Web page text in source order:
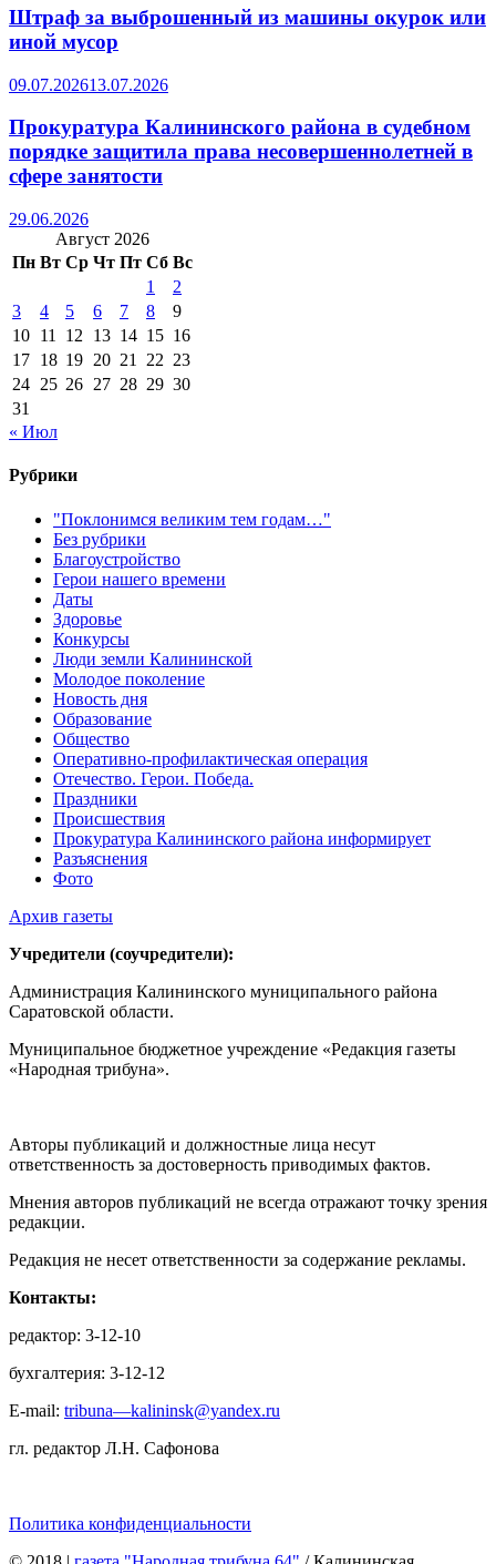
Штраф за выброшенный из машины окурок или
иной мусор
09.07.202613.07.2026
Прокуратура Калининского района в судебном
порядке защитила права несовершеннолетней в
сфере занятости
29.06.2026
Август 2026
Пн Вт Ср Чт Пт Сб Вс
1
2
3
4 5 6 7 8
9
10 11 12 13 14 15 16
17 18 19 20 21 22 23
24 25 26 27 28 29 30
31
« Июл
Рубрики
"Поклонимся великим тем годам…"
Без рубрики
Благоустройство
Герои нашего времени
Даты
Здоровье
Конкурсы
Люди земли Калининской
Молодое поколение
Новость дня
Образование
Общество
Оперативно-профилактическая операция
Отечество. Герои. Победа.
Праздники
Происшествия
Прокуратура Калининского района информирует
Разъяснения
Фото
Архив газеты
Учредители (соучредители):
Администрация Калининского муниципального района
Саратовской области.
Муниципальное бюджетное учреждение «Редакция газеты
«Народная трибуна».
Авторы публикаций и должностные лица несут
ответственность за достоверность приводимых фактов.
Мнения авторов публикаций не всегда отражают точку зрения
редакции.
Редакция не несет ответственности за содержание рекламы.
Контакты:
редактор: 3-12-10
бухгалтерия: 3-12-12
E-mail: tribuna—kalininsk@yandex.ru
гл. редактор Л.Н. Сафонова
Политика конфиденциальности